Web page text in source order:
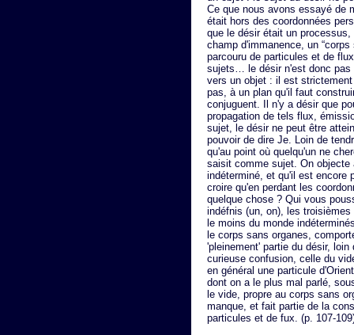
Ce que nous avons essayé de
était hors des coordonnées
que le désir était un
champ d'immanence, un
parcouru de particules et de
sujets… le désir n'est donc pas
vers un objet : il est
pas, à un plan qu'il faut
conjuguent. Il n'y a désir que
propagation de tels flux,
sujet, le désir ne peut être
pouvoir de dire Je. Loin de
qu'au point où quelqu'un ne
saisit comme sujet. On
indéterminé, et qu'il est encore
croire qu'en perdant les
quelque chose ? Qui vous
indéfnis (un, on), les
le moins du monde
le corps sans organes,
'pleinement' partie du désir,
curieuse confusion, celle du
en général une particule
dont on a le plus mal parlé,
le vide, propre au corps sans
manque, et fait partie de la
particules et de fux. (p. 107-